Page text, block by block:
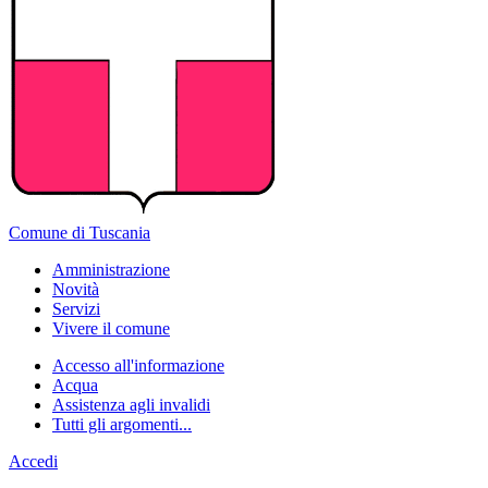
Comune di Tuscania
Amministrazione
Novità
Servizi
Vivere il comune
Accesso all'informazione
Acqua
Assistenza agli invalidi
Tutti gli argomenti...
Accedi